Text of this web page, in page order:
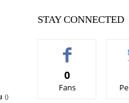
0
STAY CONNECTED
0
Fans